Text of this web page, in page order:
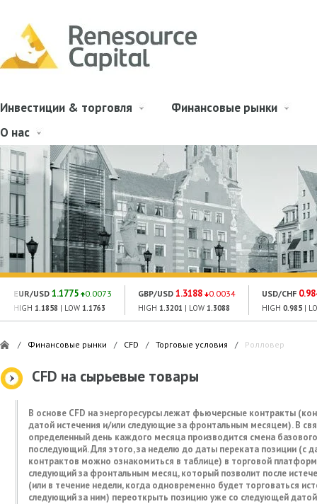
Инвестиции & торговля Финансовые рынки
О нас
EUR/USD 1.1775 0.0073
HIGH 1.1858 | LOW 1.1763
GBP/USD 1.3188 0.0034
HIGH 1.3201 | LOW 1.3088
USD/CHF
HIGH 0.985 |
/ Финансовые рынки / CFD / Торговые условия / Ролловер
CFD на сырьевые товары
В основе CFD на энергоресурсы лежат фьючерсные контракты
датой истечения и/или следующие за фронтальным месяцем). В
определенный день каждого месяца производится смена
последующий. Для этого, за неделю до даты переката позиции (с
контрактов можно ознакомиться в таблице) в торговой
следующий за фронтальным месяц, который позволит после
(или в течение недели, когда одновременно будет торговаться
следующий за ним) переоткрыть позицию уже со следующей датой